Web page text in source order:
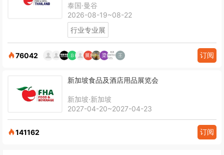
泰国·曼谷
2026-08-19~08-22
行业专业展
76042 订阅
新加坡食品及酒店用品展览会
新加坡·新加坡
2027-04-20~2027-04-23
141162 订阅